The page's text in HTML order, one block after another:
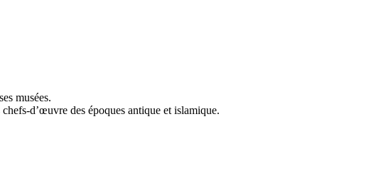
musées.
chefs-d’œuvre des époques antique et islamique.